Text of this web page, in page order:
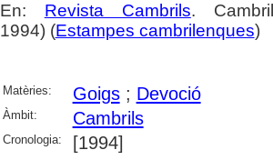
En: Revista Cambrils.
1994) (Estampes cambrilenques)
Matèries: Goigs; Devoció
Àmbit: Cambrils
Cronologia: [1994]